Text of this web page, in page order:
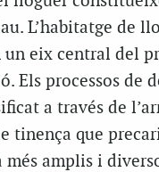
L’habitatge de
eix central del
Els processos de
a través de
tinença que
més amplis i